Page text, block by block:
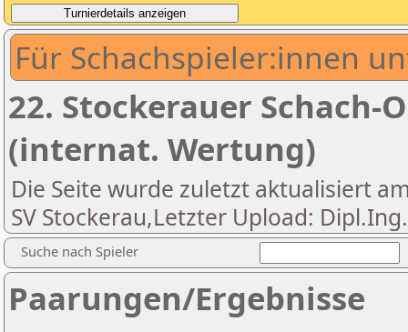
Für Schachspieler:innen
22. Stockerauer Schach-
(internat. Wertung)
Die Seite wurde zuletzt aktualisiert
SV Stockerau,Letzter Upload:
Suche nach Spieler
Paarungen/Ergebnisse